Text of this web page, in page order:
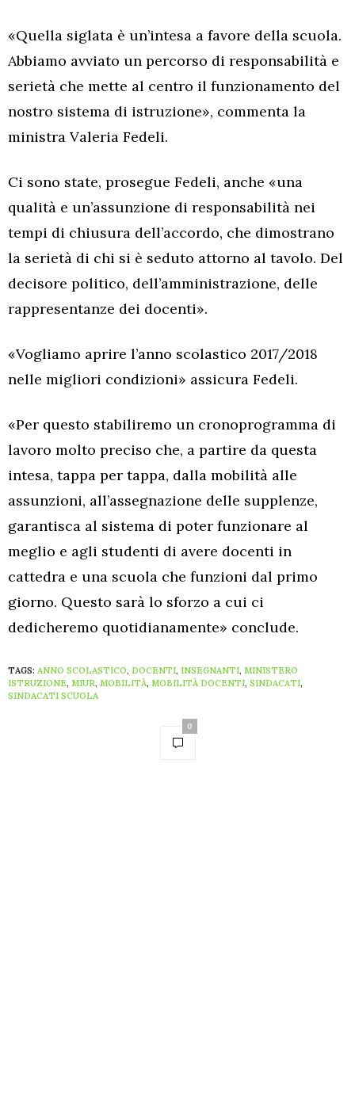
«Quella siglata è un’intesa a favore della scuola.
Abbiamo avviato un percorso di responsabilità e
serietà che mette al centro il funzionamento del
nostro sistema di istruzione», commenta la
ministra Valeria Fedeli.
Ci sono state, prosegue Fedeli, anche «una
qualità e un’assunzione di responsabilità nei
tempi di chiusura dell’accordo, che dimostrano
la serietà di chi si è seduto attorno al tavolo. Del
decisore politico, dell’amministrazione, delle
rappresentanze dei docenti».
«Vogliamo aprire l’anno scolastico 2017/2018
nelle migliori condizioni» assicura Fedeli.
«Per questo stabiliremo un cronoprogramma di
lavoro molto preciso che, a partire da questa
intesa, tappa per tappa, dalla mobilità alle
assunzioni, all’assegnazione delle supplenze,
garantisca al sistema di poter funzionare al
meglio e agli studenti di avere docenti in
cattedra e una scuola che funzioni dal primo
giorno. Questo sarà lo sforzo a cui ci
dedicheremo quotidianamente» conclude.
TAGS: ANNO SCOLASTICO, DOCENTI, INSEGNANTI, MINISTERO
ISTRUZIONE, MIUR, MOBILITÀ, MOBILITÀ DOCENTI, SINDACATI,
SINDACATI SCUOLA
0